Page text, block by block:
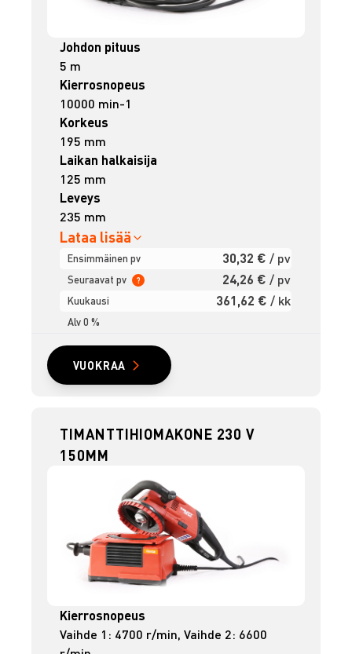
Johdon pituus
5 m
Kierrosnopeus
10000 min-1
Korkeus
195 mm
Laikan halkaisija
125 mm
Leveys
235 mm
Lataa lisää
Ensimmäinen pv 30,32 € / pv
Seuraavat pv ? 24,26 € / pv
Kuukausi 361,62 € / kk
Alv 0 %
VUOKRAA
TIMANTTIHIOMAKONE 230 V
150MM
Kierrosnopeus
Vaihde 1: 4700 r/min, Vaihde 2: 6600